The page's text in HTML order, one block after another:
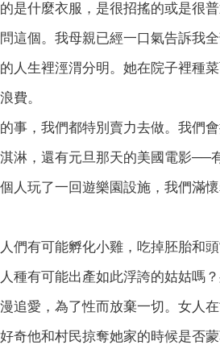
是什麼衣服，是很招搖的或是很
這個。我母親已經一口氣告訴我
人生裡涇渭分明。她在院子裡種
費。
事，我們都特別賣力去做。我們
淋，還有元旦那天的美國電影──
人玩了一回遊樂園設施，我們滿
們有可能孵化小雞，吃掉胚胎和
種有可能出產如此浮誇的姑姑嗎
追愛，為了性而放棄一切。女人
奇他和村民掠奪她家的時候是否蒙